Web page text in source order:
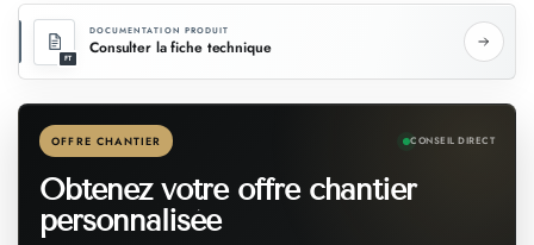
FT
DOCUMENTATION PRODUIT
Consulter la fiche technique
OFFRE CHANTIER CONSEIL DIRECT
Obtenez votre offre chantier
personnalisée